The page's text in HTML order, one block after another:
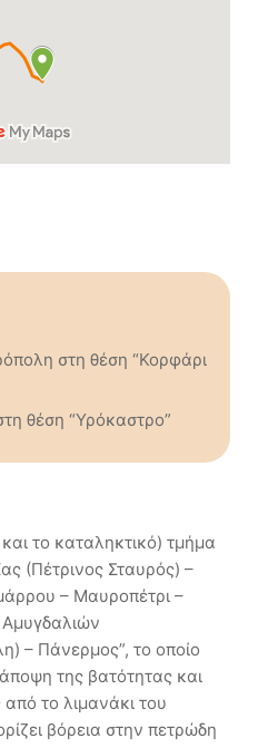
στη θέση “Κορφάρι
θέση “Υρόκαστρο”
το καταληκτικό) τμήμα
(Πέτρινος Σταυρός) –
– Μαυροπέτρι –
– Πάνερμος”, το οποίο
της βατότητας και
το λιμανάκι του
βόρεια στην πετρώδη